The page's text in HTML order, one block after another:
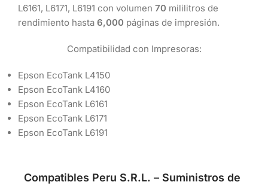
L6161, L6171, L6191 con volumen 70 mililitros de
rendimiento hasta 6,000 páginas de impresión.
Compatibilidad con Impresoras:
Epson EcoTank L4150
Epson EcoTank L4160
Epson EcoTank L6161
Epson EcoTank L6171
Epson EcoTank L6191
Compatibles Peru S.R.L. – Suministros de